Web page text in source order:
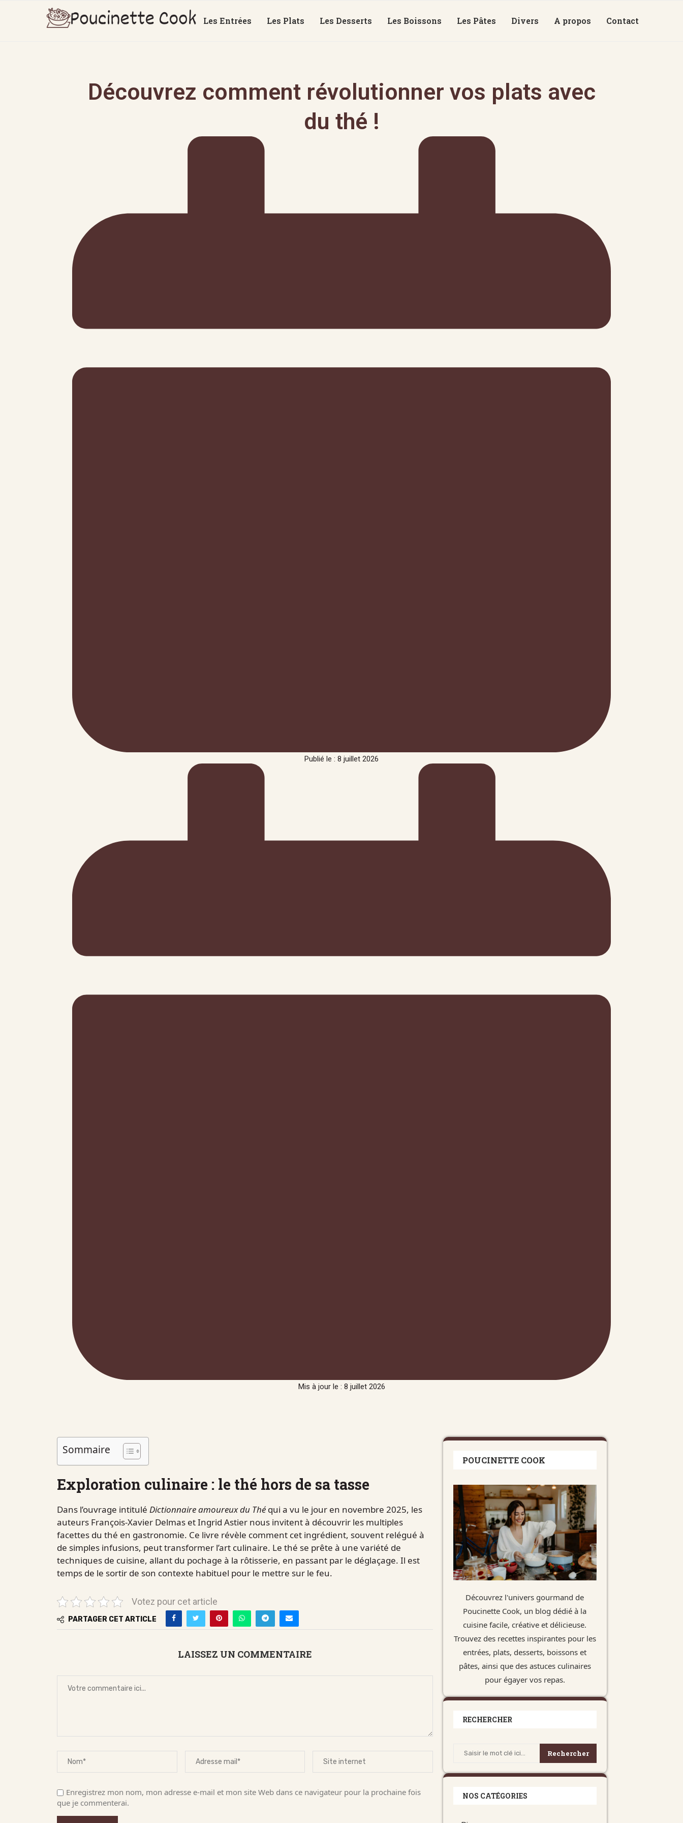
Les Entrées Les Plats Les Desserts Les Boissons Les Pâtes Divers A propos Contact
Découvrez comment révolutionner vos plats avec
du thé !
Publié le : 8 juillet 2026
Mis à jour le : 8 juillet 2026
Sommaire
Exploration culinaire : le thé hors de sa tasse
Dans l’ouvrage intitulé Dictionnaire amoureux du Thé qui a vu le jour en novembre 2025, les
auteurs François-Xavier Delmas et Ingrid Astier nous invitent à découvrir les multiples
facettes du thé en gastronomie. Ce livre révèle comment cet ingrédient, souvent relégué à
de simples infusions, peut transformer l’art culinaire. Le thé se prête à une variété de
techniques de cuisine, allant du pochage à la rôtisserie, en passant par le déglaçage. Il est
temps de le sortir de son contexte habituel pour le mettre sur le feu.
Votez pour cet article
PARTAGER CET ARTICLE
LAISSEZ UN COMMENTAIRE
Enregistrez mon nom, mon adresse e-mail et mon site Web dans ce navigateur pour la prochaine fois
que je commenterai.
POUCINETTE COOK
Découvrez l'univers gourmand de
Poucinette Cook, un blog dédié à la
cuisine facile, créative et délicieuse.
Trouvez des recettes inspirantes pour les
entrées, plats, desserts, boissons et
pâtes, ainsi que des astuces culinaires
pour égayer vos repas.
RECHERCHER
Rechercher
NOS CATÉGORIES